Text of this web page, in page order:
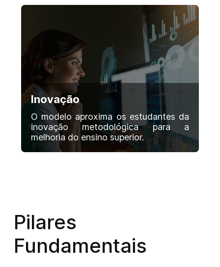
Inovação
O modelo aproxima os estudantes da
inovação metodológica para a
melhoria do ensino superior.
Pilares
Fundamentais